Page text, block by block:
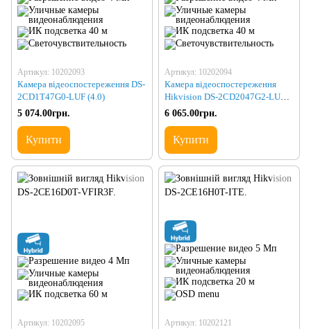
Артикул: 10202093
Камера відеоспостереження DS-
2CD1T47G0-LUF (4.0)
5 074.00грн.
Купити
Артикул: 10202094
Камера відеоспостереження
Hikvision DS-2CD2047G2-LU
(2.8)
6 065.00грн.
Купити
Артикул: 10202095 Артикул: 10202121